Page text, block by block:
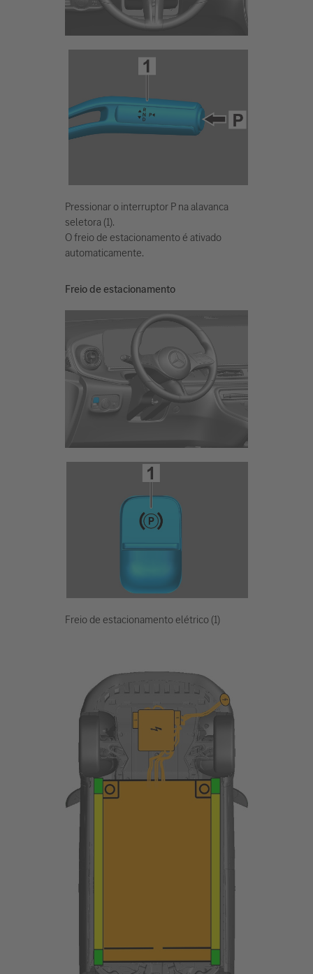
Pressionar o interruptor P na alavanca
seletora (1).
O freio de estacionamento é ativado
automaticamente.
Freio de estacionamento
Freio de estacionamento elétrico (1)